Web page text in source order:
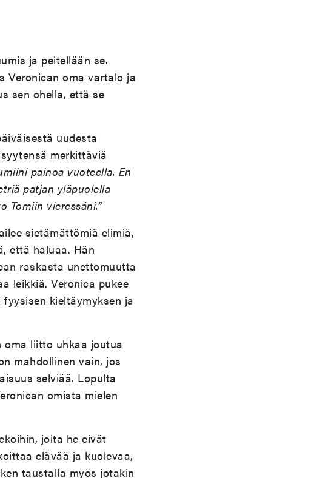
ja peitellään se.
Veronican oma vartalo ja
sen ohella, että se
uudesta
merkittäviä
painoa vuoteella. En
patjan yläpuolella
Tomiin vieressäni.”
sietämättömiä elimiä,
että haluaa. Hän
raskasta unettomuutta
leikkiä. Veronica pukee
kieltäymyksen ja
oma liitto uhkaa joutua
mahdollinen vain, jos
selviää. Lopulta
omista mielen
joita he eivät
elävää ja kuolevaa,
taustalla myös jotakin